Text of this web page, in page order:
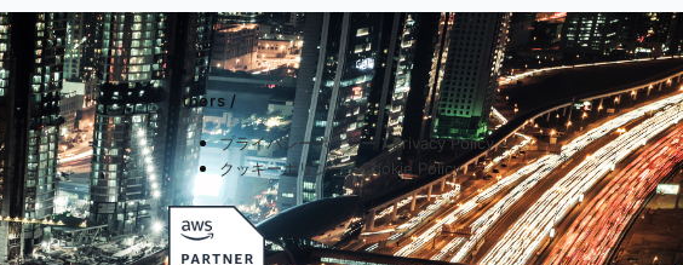
Others /
プライバシーポリシー / Privacy Policy
クッキーポリシー / Cookie Policy